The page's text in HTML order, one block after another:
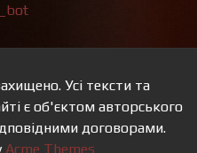
Усі тексти та
є об'єктом авторського
договорами.
Acme Themes